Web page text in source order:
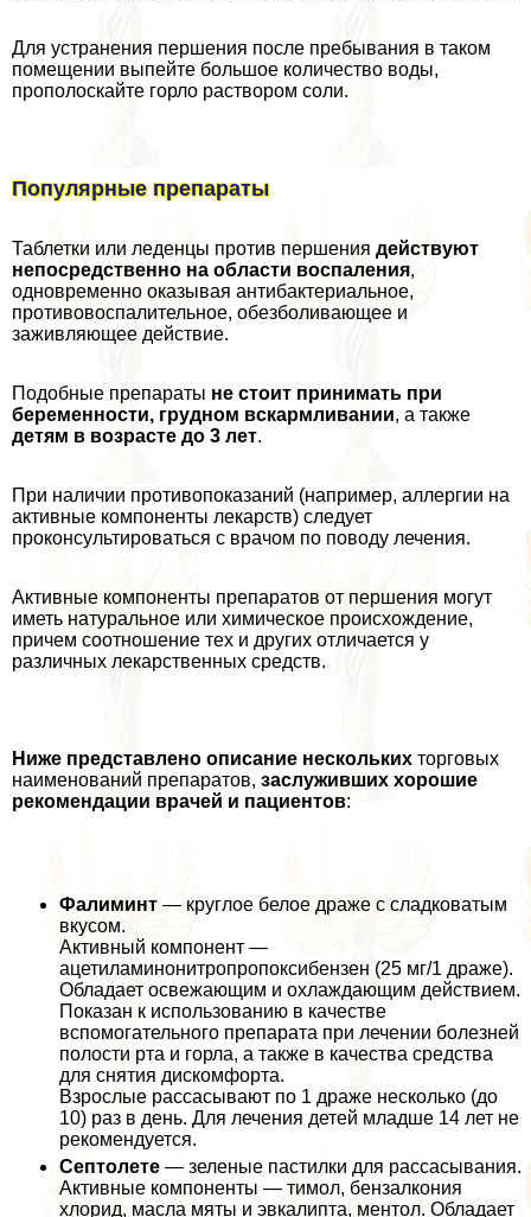
Для устранения першения после пребывания в таком
помещении выпейте большое количество воды,
прополоскайте горло раствором соли.
Популярные препараты
Таблетки или леденцы против першения действуют
непосредственно на области воспаления,
одновременно оказывая антибактериальное,
противовоспалительное, обезболивающее и
заживляющее действие.
Подобные препараты не стоит принимать при
беременности, грудном вскармливании, а также
детям в возрасте до 3 лет.
При наличии противопоказаний (например, аллергии на
активные компоненты лекарств) следует
проконсультироваться с врачом по поводу лечения.
Активные компоненты препаратов от першения могут
иметь натуральное или химическое происхождение,
причем соотношение тех и других отличается у
различных лекарственных средств.
Ниже представлено описание нескольких торговых
наименований препаратов, заслуживших хорошие
рекомендации врачей и пациентов:
Фалиминт — круглое белое драже с сладковатым
вкусом.
Активный компонент —
ацетиламинонитропропоксибензен (25 мг/1 драже).
Обладает освежающим и охлаждающим действием.
Показан к использованию в качестве
вспомогательного препарата при лечении болезней
полости рта и горла, а также в качества средства
для снятия дискомфорта.
Взрослые рассасывают по 1 драже несколько (до
10) раз в день. Для лечения детей младше 14 лет не
рекомендуется.
Септолете — зеленые пастилки для рассасывания.
Активные компоненты — тимол, бензалкония
хлорид, масла мяты и эвкалипта, ментол. Обладает